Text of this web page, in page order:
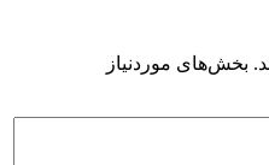
بخش‌های موردنیاز